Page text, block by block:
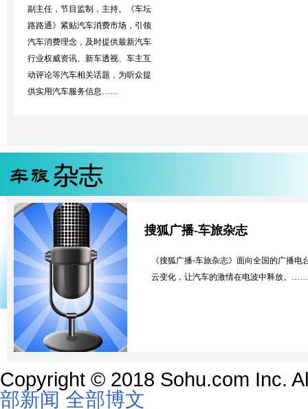
副主任，节目监制，主持。《车坛
路路通》紧贴汽车消费市场，引领
汽车消费理念，及时提供最新汽车
行业权威资讯、新车透视、车主互
动评论等汽车相关话题，为听众提
供实用汽车服务信息……
搜狐广播-车旅杂志
《搜狐广播-车旅杂志》面向全国的广播
云变化，让汽车的激情在电波中释放。……
Copyright © 2018 Sohu.com Inc.
部新闻 全部博文